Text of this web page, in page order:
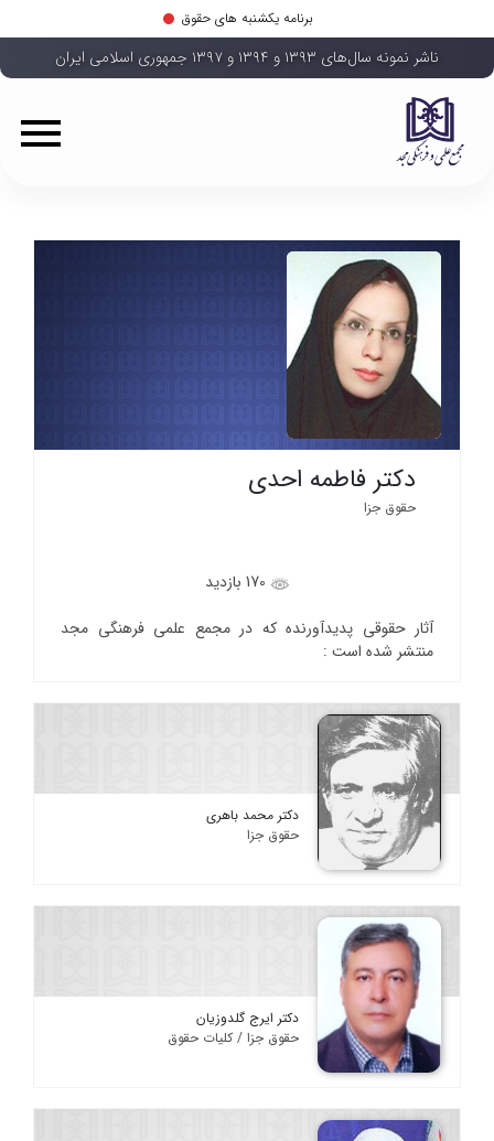
برنامه یکشنبه های حقوق
ناشر نمونه سال‌های ۱۳۹۳ و ۱۳۹۴ و ۱۳۹۷ جمهوری اسلامی ایران
دکتر فاطمه احدی
حقوق جزا
آثار حقوقی پدیدآورنده که در مجمع علمی فرهنگی مجد
منتشر شده است :
دکتر محمد باهری
حقوق جزا
دکتر ایرج گلدوزیان
حقوق جزا / کلیات حقوق